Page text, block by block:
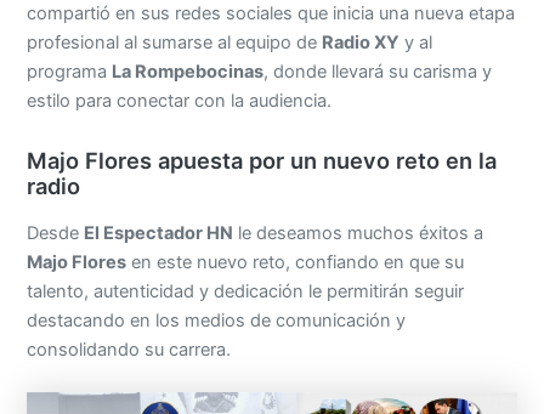
compartió en sus redes sociales que inicia una nueva etapa
profesional al sumarse al equipo de Radio XY y al
programa La Rompebocinas, donde llevará su carisma y
estilo para conectar con la audiencia.
Majo Flores apuesta por un nuevo reto en la
radio
Desde El Espectador HN le deseamos muchos éxitos a
Majo Flores en este nuevo reto, confiando en que su
talento, autenticidad y dedicación le permitirán seguir
destacando en los medios de comunicación y
consolidando su carrera.